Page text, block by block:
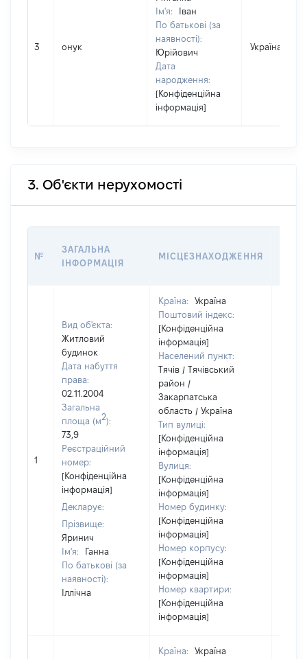
3 онук
Ім'я:
Іван
По батькові (за
наявності):
Юрійович
Дата
народження:
[Конфіденційна
інформація]
Україна
3. Об'єкти нерухомості
№
ЗАГАЛЬНА
ІНФОРМАЦІЯ
МІСЦЕЗНАХОДЖЕННЯ
1
Вид об'єкта:
Житловий
будинок
Дата набуття
права:
02.11.2004
Загальна
площа (м2):
73,9
Реєстраційний
номер:
[Конфіденційна
інформація]
Декларує:
Прізвище:
Яринич
Ім'я:
Ганна
По батькові (за
наявності):
Іллічна
Країна:
Україна
Поштовий індекс:
[Конфіденційна
інформація]
Населений пункт:
Тячів / Тячівський
район /
Закарпатська
область / Україна
Тип вулиці:
[Конфіденційна
інформація]
Вулиця:
[Конфіденційна
інформація]
Номер будинку:
[Конфіденційна
інформація]
Номер корпусу:
[Конфіденційна
інформація]
Номер квартири:
[Конфіденційна
інформація]
Країна:
Україна